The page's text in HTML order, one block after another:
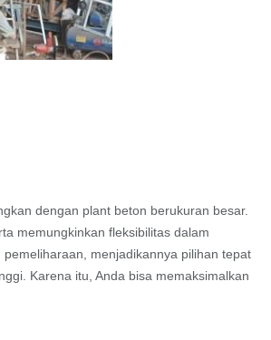
dengan plant beton berukuran besar.
memungkinkan fleksibilitas dalam
menjadikannya pilihan tepat
Karena itu, Anda bisa memaksimalkan